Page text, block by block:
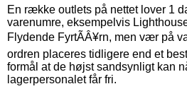
En række outlets på nettet lover 1
varenumre, eksempelvis
Flydende FyrtÃÂ¥rn, men vær på
ordren placeres tidligere end et
formål at de højst sandsynligt kan
lagerpersonalet får fri.